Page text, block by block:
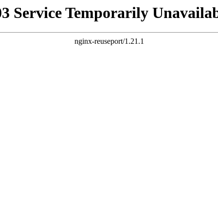
Service Temporarily
nginx-reuseport/1.21.1